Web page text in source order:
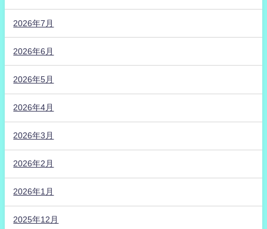
2026年7月
2026年6月
2026年5月
2026年4月
2026年3月
2026年2月
2026年1月
2025年12月